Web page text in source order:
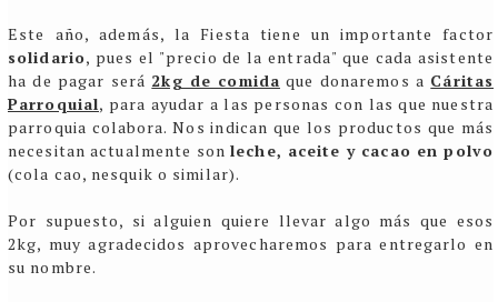
Este año, además, la Fiesta tiene un importante factor
solidario, pues el "precio de la entrada" que cada asistente
ha de pagar será 2kg de comida que donaremos a Cáritas
Parroquial, para ayudar a las personas con las que nuestra
parroquia colabora. Nos indican que los productos que más
necesitan actualmente sonleche, aceite y cacao en polvo
(cola cao, nesquik o similar).
Por supuesto, si alguien quiere llevar algo más que esos
2kg, muy agradecidos aprovecharemos para entregarlo en
su nombre.